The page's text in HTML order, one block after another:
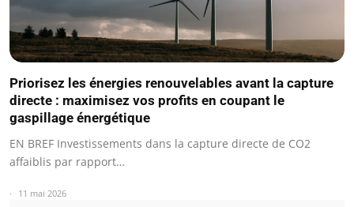
Priorisez les énergies renouvelables avant la capture
directe : maximisez vos profits en coupant le
gaspillage énergétique
EN BREF Investissements dans la capture directe de CO2
affaiblis par rapport…
11 mai 2026